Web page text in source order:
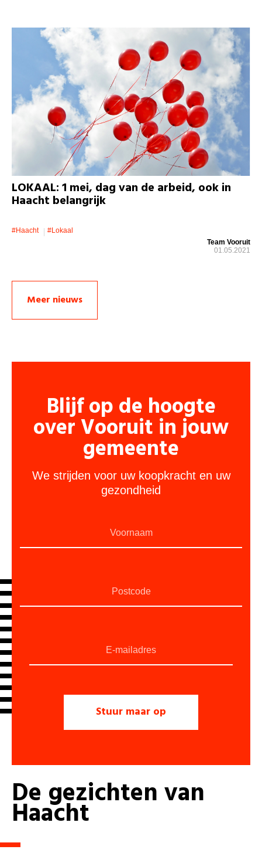
LOKAAL: 1 mei, dag van de arbeid, ook in
Haacht belangrijk
#Haacht
#lokaal
Team Vooruit
01.05.2021
Meer nieuws
Blijf op de hoogte
over Vooruit in jouw
gemeente
We strijden voor uw koopkracht en uw
gezondheid
De gezichtenvan
Haacht